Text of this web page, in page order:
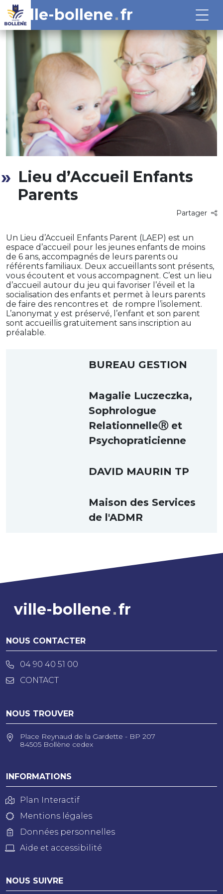
ville-bollene fr
Lieu d’Accueil Enfants
Parents
Partager
Un Lieu d’Accueil Enfants Parent (LAEP) est un
espace d’accueil pour les jeunes enfants de moins
de 6 ans, accompagnés de leurs parents ou
référents familiaux. Deux accueillants sont présents,
vous écoutent et vous accompagnent. C’est un lieu
d’accueil autour du jeu qui favoriser l’éveil et la
socialisation des enfants et permet à leurs parents
de faire des rencontres et de rompre l’isolement.
L’anonymat y est préservé, l’enfant et son parent
sont accueillis gratuitement sans inscription au
préalable.
BUREAU GESTION
Magalie Luczeczka,
Sophrologue
RelationnelleⓇ et
Psychopraticienne
DAVID MAURIN TP
Maison des Services
de l'ADMR
ville-bollene fr
NOUS CONTACTER
04 90 40 51 00
CONTACT
NOUS TROUVER
Place Reynaud de la Gardette - BP 207
84505 Bollène cedex
INFORMATIONS
Plan Interactif
Mentions légales
Données personnelles
Aide et accessibilité
NOUS SUIVRE